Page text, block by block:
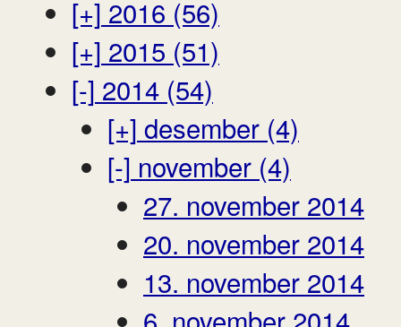
[+] 2016 (56)
[+] 2015 (51)
[-] 2014 (54)
[+] desember (4)
[-] november (4)
27. november 2014
20. november 2014
13. november 2014